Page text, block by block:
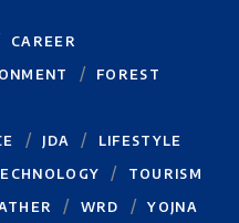
CAREER
FOREST
JDA
LIFESTYLE
TOURISM
WRD
YOJNA